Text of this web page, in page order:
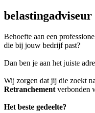
Behoefte aan een
die bij jouw bedrijf past?
Dan ben je aan het juiste
Wij zorgen dat jij die zoekt
Retranchement verbonden
Het beste gedeelte?